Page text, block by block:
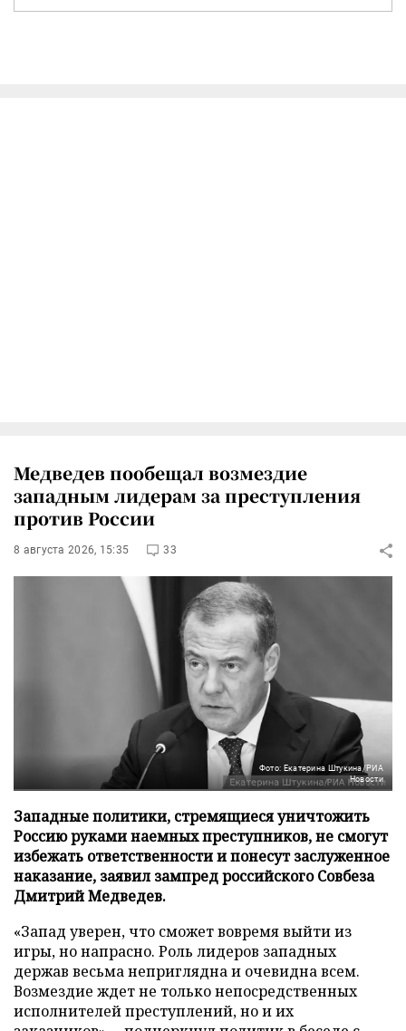
Медведев пообещал возмездие
западным лидерам за преступления
против России
8 августа 2026, 15:35 33
Фото: Екатерина Штукина/РИА
Новости
Западные политики, стремящиеся уничтожить
Россию руками наемных преступников, не смогут
избежать ответственности и понесут заслуженное
наказание, заявил зампред российского Совбеза
Дмитрий Медведев.
«Запад уверен, что сможет вовремя выйти из
игры, но напрасно. Роль лидеров западных
держав весьма неприглядна и очевидна всем.
Возмездие ждет не только непосредственных
исполнителей преступлений, но и их